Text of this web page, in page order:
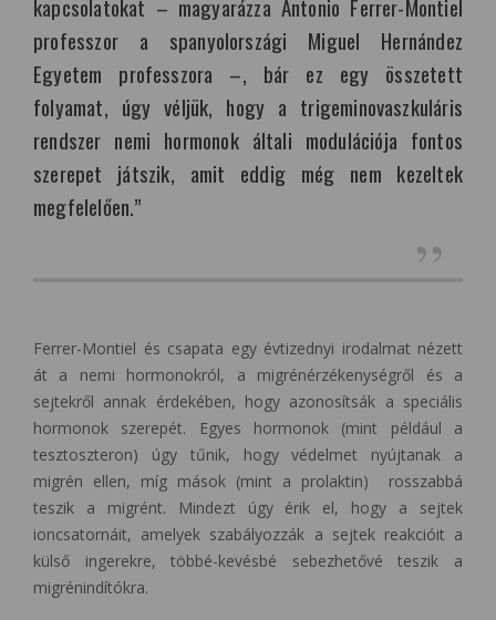
kapcsolatokat – magyarázza Antonio Ferrer-Montiel
professzor a spanyolországi Miguel Hernández
Egyetem professzora –, bár ez egy összetett
folyamat, úgy véljük, hogy a trigeminovaszkuláris
rendszer nemi hormonok általi modulációja fontos
szerepet játszik, amit eddig még nem kezeltek
megfelelően.”
Ferrer-Montiel és csapata egy évtizednyi irodalmat nézett
át a nemi hormonokról, a migrénérzékenységről és a
sejtekről annak érdekében, hogy azonosítsák a speciális
hormonok szerepét. Egyes hormonok (mint például a
tesztoszteron) úgy tűnik, hogy védelmet nyújtanak a
migrén ellen, míg mások (mint a prolaktin) rosszabbá
teszik a migrént. Mindezt úgy érik el, hogy a sejtek
ioncsatornáit, amelyek szabályozzák a sejtek reakcióit a
külső ingerekre, többé-kevésbé sebezhetővé teszik a
migrénindítókra.